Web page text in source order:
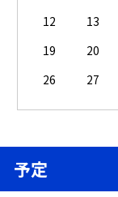
12
13
19
20
26
27
予定